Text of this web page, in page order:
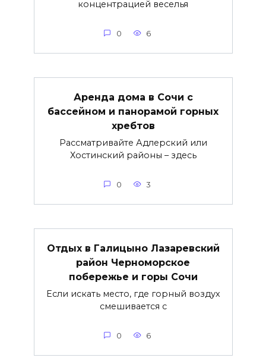
концентрацией веселья
0 6
Аренда дома в Сочи с
бассейном и панорамой горных
хребтов
Рассматривайте Адлерский или
Хостинский районы – здесь
0 3
Отдых в Галицыно Лазаревский
район Черноморское
побережье и горы Сочи
Если искать место, где горный воздух
смешивается с
0 6